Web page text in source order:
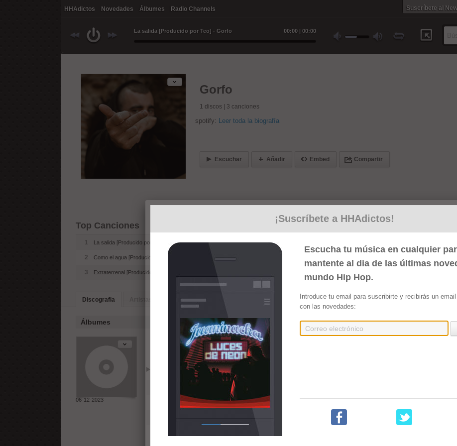
HHAdictos Novedades Álbumes Radio Channels Suscríbete al
La salida [Producido por Teo] - Gorfo 00:00 | 00:00
Gorfo
1 discos | 3 canciones
spotify: Leer toda la biografía
Escuchar Añadir Embed Compartir
Top Canciones
1 La salida [Producido por Teo]
2 Como el agua [Producido por Garabato beats]
3 Extraterrenal [Producido por lethalneedle]
Discografia Artistas Similares Biografia
Álbumes
06-12-2023
Amanecer (2023)
Añadir
La salida [Producido por Teo]
Como el agua [Producido por Garabato beats]
Extraterrenal [Producido por lethalneedle]
¡Suscríbete a HHAdictos!
Escucha tu música en cualquier
mantente al dia de las últimas
mundo Hip Hop.
Introduce tu email para suscribirte y recibirás un
con las novedades: